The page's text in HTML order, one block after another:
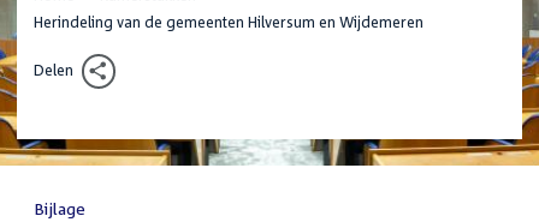
Herindeling van de gemeenten Hilversum en Wijdemeren
Delen
Bijlage